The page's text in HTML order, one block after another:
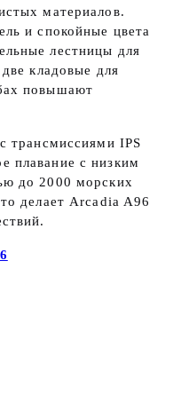
материалов.
и спокойные цвета
лестницы для
кладовые для
повышают
трансмиссиями IPS
плавание с низким
до 2000 морских
делает Arcadia A96